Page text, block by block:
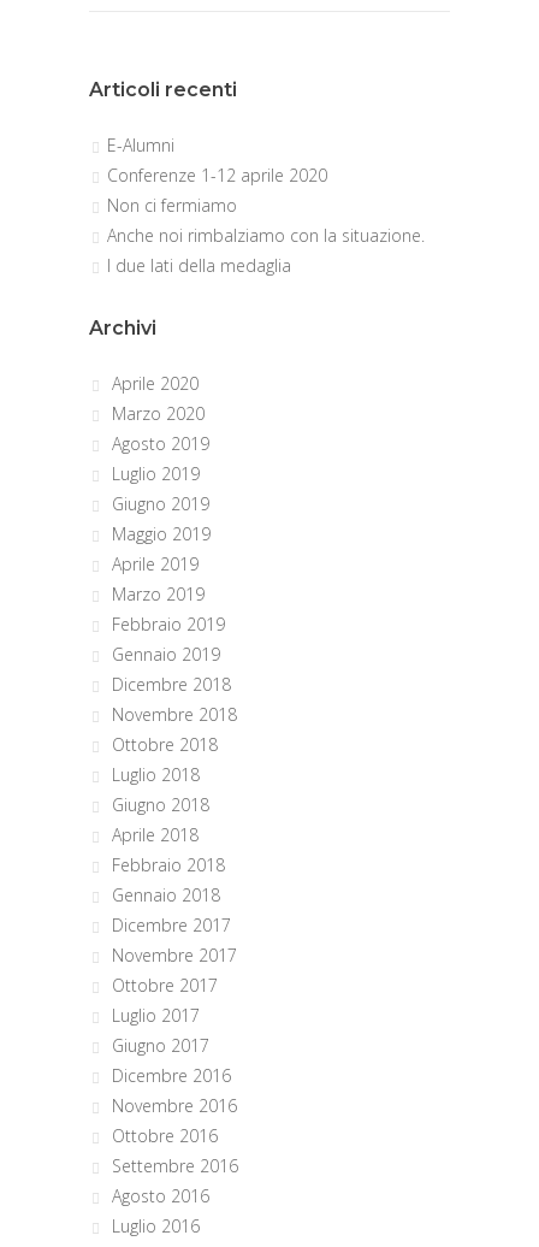
Articoli recenti
E-Alumni
Conferenze 1-12 aprile 2020
Non ci fermiamo
Anche noi rimbalziamo con la situazione.
I due lati della medaglia
Archivi
Aprile 2020
Marzo 2020
Agosto 2019
Luglio 2019
Giugno 2019
Maggio 2019
Aprile 2019
Marzo 2019
Febbraio 2019
Gennaio 2019
Dicembre 2018
Novembre 2018
Ottobre 2018
Luglio 2018
Giugno 2018
Aprile 2018
Febbraio 2018
Gennaio 2018
Dicembre 2017
Novembre 2017
Ottobre 2017
Luglio 2017
Giugno 2017
Dicembre 2016
Novembre 2016
Ottobre 2016
Settembre 2016
Agosto 2016
Luglio 2016